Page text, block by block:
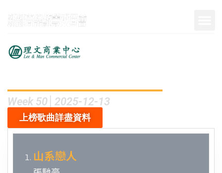
Week 50│2025-12-13
上榜歌曲詳盡資料
山系戀人